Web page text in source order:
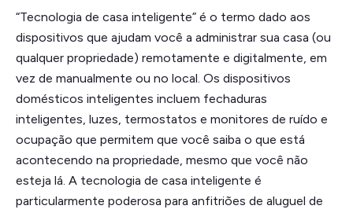
“Tecnologia de casa inteligente” é o termo dado aos
dispositivos que ajudam você a administrar sua casa (ou
qualquer propriedade) remotamente e digitalmente, em
vez de manualmente ou no local. Os dispositivos
domésticos inteligentes incluem fechaduras
inteligentes, luzes, termostatos e monitores de ruído e
ocupação que permitem que você saiba o que está
acontecendo na propriedade, mesmo que você não
esteja lá. A tecnologia de casa inteligente é
particularmente poderosa para anfitriões de aluguel de